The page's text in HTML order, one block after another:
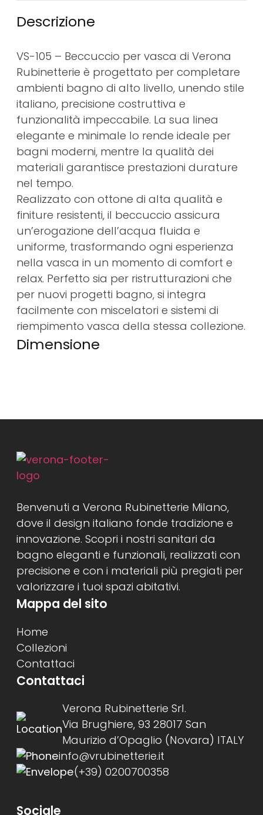
Descrizione
VS-105 – Beccuccio per vasca di Verona
Rubinetterie è progettato per completare
ambienti bagno di alto livello, unendo stile
italiano, precisione costruttiva e
funzionalità impeccabile. La sua linea
elegante e minimale lo rende ideale per
bagni moderni, mentre la qualità dei
materiali garantisce prestazioni durature
nel tempo.
Realizzato con ottone di alta qualità e
finiture resistenti, il beccuccio assicura
un’erogazione dell’acqua fluida e
uniforme, trasformando ogni esperienza
nella vasca in un momento di comfort e
relax. Perfetto sia per ristrutturazioni che
per nuovi progetti bagno, si integra
facilmente con miscelatori e sistemi di
riempimento vasca della stessa collezione.
Dimensione
Benvenuti a Verona Rubinetterie Milano,
dove il design italiano fonde tradizione e
innovazione. Scopri i nostri sanitari da
bagno eleganti e funzionali, realizzati con
precisione e con i materiali più pregiati per
valorizzare i tuoi spazi abitativi.
Mappa del sito
Home
Collezioni
Contattaci
Contattaci
Verona Rubinetterie Srl.
Via Brughiere, 93 28017 San
Maurizio d’Opaglio (Novara) ITALY
info@vrubinetterie.it
(+39) 0200700358
Sociale